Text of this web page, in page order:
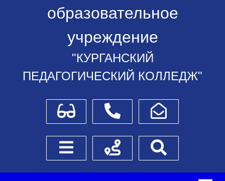
образовательное
учреждение
"КУРГАНСКИЙ
ПЕДАГОГИЧЕСКИЙ КОЛЛЕДЖ"
Для слабовидящихТелефоныНаписать обращение
Боковое менюСхема проезда